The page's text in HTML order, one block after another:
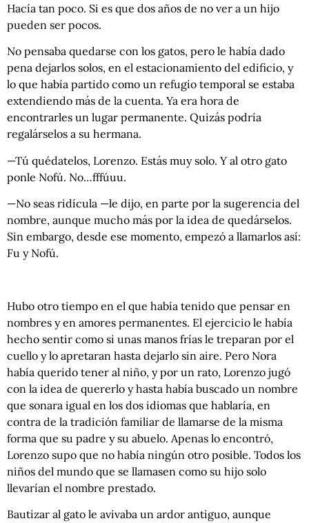
Hacía tan poco. Si es que dos años de no ver a un hijo
pueden ser pocos.
No pensaba quedarse con los gatos, pero le había dado
pena dejarlos solos, en el estacionamiento del edificio, y
lo que había partido como un refugio temporal se estaba
extendiendo más de la cuenta. Ya era hora de
encontrarles un lugar permanente. Quizás podría
regalárselos a su hermana.
—Tú quédatelos, Lorenzo. Estás muy solo. Y al otro gato
ponle Nofú. No…fffúuu.
—No seas ridícula —le dijo, en parte por la sugerencia del
nombre, aunque mucho más por la idea de quedárselos.
Sin embargo, desde ese momento, empezó a llamarlos así:
Fu y Nofú.
Hubo otro tiempo en el que había tenido que pensar en
nombres y en amores permanentes. El ejercicio le había
hecho sentir como si unas manos frías le treparan por el
cuello y lo apretaran hasta dejarlo sin aire. Pero Nora
había querido tener al niño, y por un rato, Lorenzo jugó
con la idea de quererlo y hasta había buscado un nombre
que sonara igual en los dos idiomas que hablaría, en
contra de la tradición familiar de llamarse de la misma
forma que su padre y su abuelo. Apenas lo encontró,
Lorenzo supo que no había ningún otro posible. Todos los
niños del mundo que se llamasen como su hijo solo
llevarían el nombre prestado.
Bautizar al gato le avivaba un ardor antiguo, aunque